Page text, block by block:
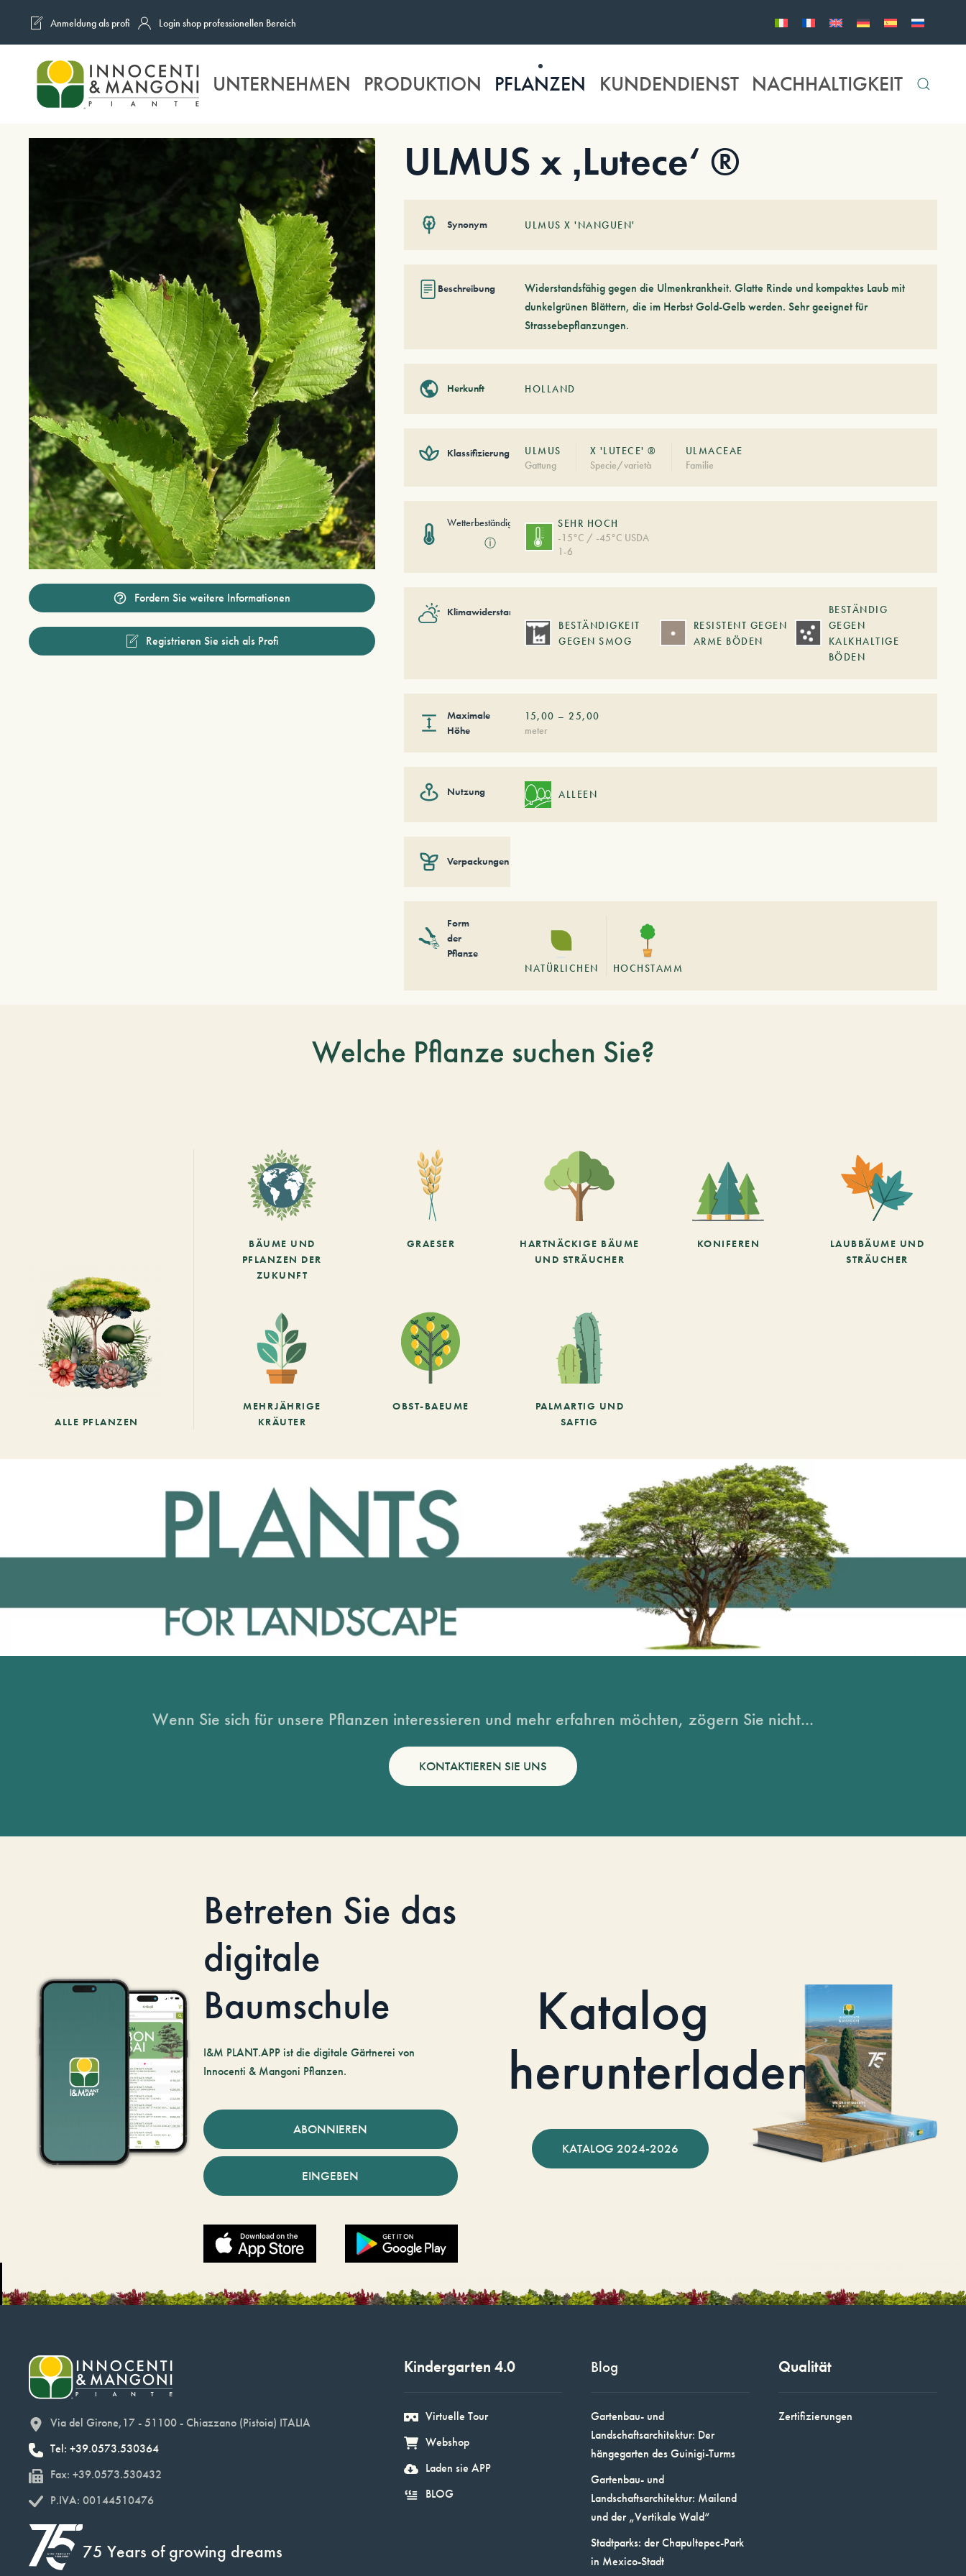
Skip to main content
Anmeldung als profi Login shop professionellen Bereich
UNTERNEHMEN PRODUKTION PFLANZEN KUNDENDIENST NACHHALTIGKEIT
Fordern Sie weitere Informationen
Registrieren Sie sich als Profi
ULMUS x ‚Lutece‘ ®
Synonym ULMUS X 'NANGUEN'
Beschreibung
Widerstandsfähig gegen die Ulmenkrankheit. Glatte Rinde und kompaktes Laub mit
dunkelgrünen Blättern, die im Herbst Gold-Gelb werden. Sehr geeignet für
Strassebepflanzungen.
Herkunft HOLLAND
Klassifizierung
ULMUS
Gattung
X 'LUTECE' ®
Specie/varietà
ULMACEAE
Familie
Wetterbeständigkeit
ⓘ
SEHR HOCH
-15°C / -45°C USDA
1-6
Klimawiderstand
BESTÄNDIGKEIT
GEGEN SMOG
RESISTENT GEGEN
ARME BÖDEN
BESTÄNDIG
GEGEN
KALKHALTIGE
BÖDEN
Maximale
Höhe
15,00 –25,00
meter
Nutzung ALLEEN
Verpackungen
Form
der
Pflanze
NATÜRLICHEN
HOCHSTAMM
Welche Pflanze suchen Sie?
ALLE PFLANZEN
BÄUME UND
PFLANZEN DER
ZUKUNFT
GRAESER
HARTNÄCKIGE BÄUME
UND STRÄUCHER
KONIFEREN
LAUBBÄUME UND
STRÄUCHER
MEHRJÄHRIGE
KRÄUTER
OBST-BAEUME
PALMARTIG UND
SAFTIG
Wenn Sie sich für unsere Pflanzen interessieren und mehr erfahren möchten, zögern Sie nicht...
KONTAKTIEREN SIE UNS
Betreten Sie das
digitale
Baumschule
I&M PLANT.APP ist die digitale Gärtnerei von
Innocenti & Mangoni Pflanzen.
ABONNIEREN
EINGEBEN
Katalog
herunterladen
KATALOG 2024-2026
Via del Girone,17 - 51100 - Chiazzano (Pistoia) ITALIA
Tel: +39.0573.530364
Fax: +39.0573.530432
P.IVA: 00144510476
75 Years of growing dreams
Kindergarten 4.0
Virtuelle Tour
Webshop
Laden sie APP
BLOG
Blog
Gartenbau- und
Landschaftsarchitektur: Der
hängegarten des Guinigi-Turms
Gartenbau- und
Landschaftsarchitektur: Mailand
und der „Vertikale Wald“
Stadtparks: der Chapultepec-Park
in Mexico-Stadt
Qualität
Zertifizierungen